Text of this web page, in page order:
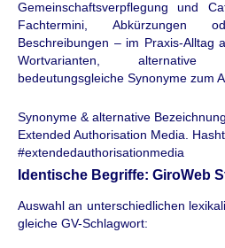
Gemeinschaftsverpflegung und
Fachtermini, Abkürzungen
Beschreibungen – im Praxis-Alltag
Wortvarianten, alternative
bedeutungsgleiche Synonyme zum
Synonyme & alternative
Extended Authorisation Media.
#extendedauthorisationmedia
Identische Begriffe: GiroWeb
Auswahl an unterschiedlichen
gleiche GV-Schlagwort: